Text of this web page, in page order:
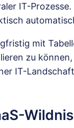
IT-Prozesse.
mit
zu können,
IT-